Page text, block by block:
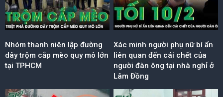
Nhóm thanh niên lập đường
dây trộm cắp mèo quy mô lớn
tại TPHCM
Xác minh người phụ nữ bí ẩn
liên quan đến cái chết của
người đàn ông tại nhà nghỉ ở
Lâm Đồng